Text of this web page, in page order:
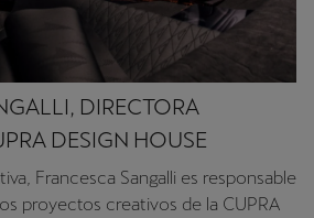
DIRECTORA
DESIGN HOUSE
Francesca Sangalli es responsable
proyectos creativos de la CUPRA